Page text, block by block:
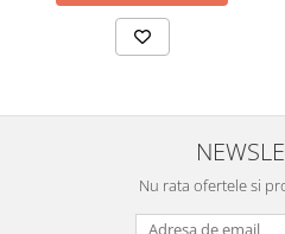
Nu rata ofertele si